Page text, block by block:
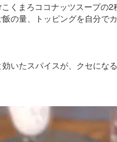
くまろココナッツスープの2
の量、トッピングを自分で
いたスパイスが、クセにな